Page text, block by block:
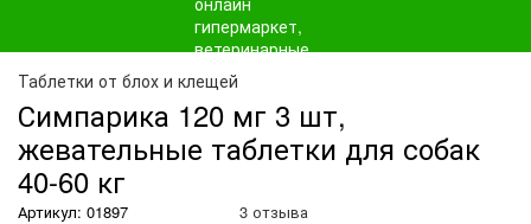
Таблетки от блох и клещей
Симпарика 120 мг 3 шт,
жевательные таблетки для собак
40-60 кг
Артикул: 01897 3 отзыва